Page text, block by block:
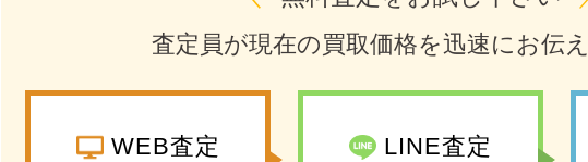
査定員が現在の買取価格を迅速にお伝
WEB査定 LINE査定